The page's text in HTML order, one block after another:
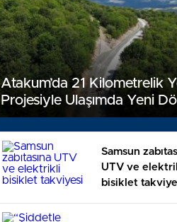
Atakum’da 21 Kilometrelik
Projesiyle Ulaşımda Yeni
Samsun
UTV ve
bisiklet